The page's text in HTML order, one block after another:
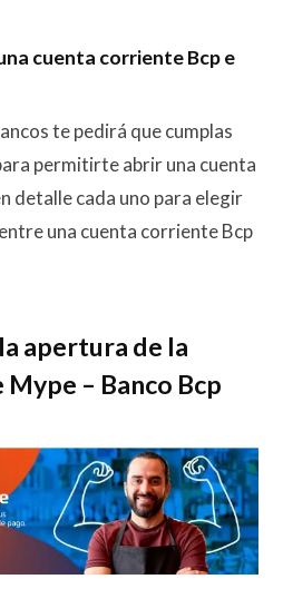
cuenta corriente Bcp e
te pedirá que cumplas
permitirte abrir una cuenta
detalle cada uno para elegir
una cuenta corriente Bcp
apertura de la
– Banco Bcp